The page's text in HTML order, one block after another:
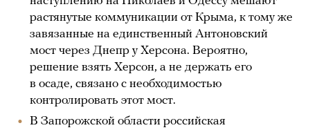
растянутые коммуникации от Крыма, к тому же
завязанные на единственный Антоновский
мост через Днепр у Херсона. Вероятно,
решение взять Херсон, а не держать его
в осаде, связано с необходимостью
контролировать этот мост.
В Запорожской области российская